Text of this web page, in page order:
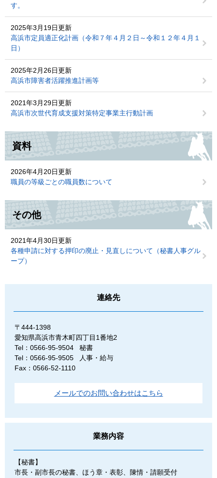
す。
2025年3月19日更新
高浜市定員適正化計画（令和７年４月２日～令和１２年４月１
日）
2025年2月26日更新
高浜市障害者活躍推進計画等
2021年3月29日更新
高浜市次世代育成支援対策特定事業主行動計画
資料
2026年4月20日更新
職員の等級ごとの職員数について
その他
2021年4月30日更新
各種申請に対する押印の廃止・見直しについて（秘書人事グル
ープ）
連絡先
〒444-1398
愛知県高浜市青木町四丁目1番地2
Tel：0566-95-9504
秘書
Tel：0566-95-9505
人事・給与
Fax：0566-52-1110
メールでのお問い合わせはこちら
業務内容
【秘書】
市長・副市長の秘書、ほう章・表彰、陳情・請願受付